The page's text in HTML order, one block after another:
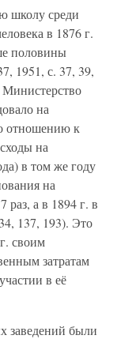
школу среди
в 1876 г.
половины
1951, с. 37, 39,
на
отношению к
на
в том же году
на
раз, а в 1894 г. в
137, 193). Это
своим
затратам
в её
заведений были